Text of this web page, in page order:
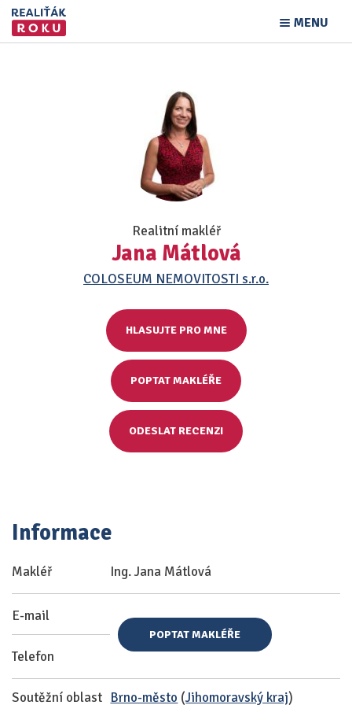
MENU
Realitní makléř
Jana Mátlová
COLOSEUM NEMOVITOSTI s.r.o.
HLASUJTE PRO MNE
POPTAT MAKLÉŘE
ODESLAT RECENZI
Informace
Makléř Ing. Jana Mátlová
E-mail
Telefon
POPTAT MAKLÉŘE
Soutěžní oblast Brno-město (Jihomoravský kraj)